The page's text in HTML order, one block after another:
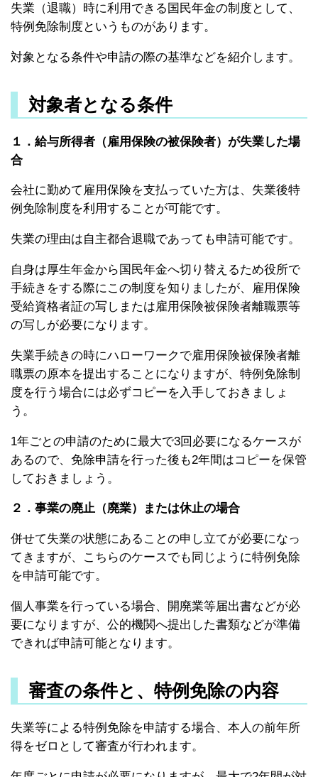
失業（退職）時に利用できる国民年金の制度として、
特例免除制度というものがあります。
対象となる条件や申請の際の基準などを紹介します。
対象者となる条件
１．給与所得者（雇用保険の被保険者）が失業した場
合
会社に勤めて雇用保険を支払っていた方は、失業後特
例免除制度を利用することが可能です。
失業の理由は自主都合退職であっても申請可能です。
自身は厚生年金から国民年金へ切り替えるため役所で
手続きをする際にこの制度を知りましたが、雇用保険
受給資格者証の写しまたは雇用保険被保険者離職票等
の写しが必要になります。
失業手続きの時にハローワークで雇用保険被保険者離
職票の原本を提出することになりますが、特例免除制
度を行う場合には必ずコピーを入手しておきましょ
う。
1年ごとの申請のために最大で3回必要になるケースが
あるので、免除申請を行った後も2年間はコピーを保管
しておきましょう。
２．事業の廃止（廃業）または休止の場合
併せて失業の状態にあることの申し立てが必要になっ
てきますが、こちらのケースでも同じように特例免除
を申請可能です。
個人事業を行っている場合、開廃業等届出書などが必
要になりますが、公的機関へ提出した書類などが準備
できれば申請可能となります。
審査の条件と、特例免除の内容
失業等による特例免除を申請する場合、本人の前年所
得をゼロとして審査が行われます。